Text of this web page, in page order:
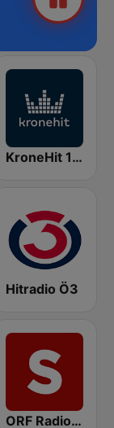
KroneHit 105.8
Hitradio Ö3
ORF Radio Salzburg